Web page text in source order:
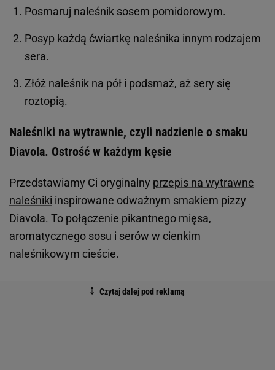
Posmaruj naleśnik sosem pomidorowym.
Posyp każdą ćwiartkę naleśnika innym rodzajem
sera.
Złóż naleśnik na pół i podsmaż, aż sery się
roztopią.
Naleśniki na wytrawnie, czyli nadzienie o smaku
Diavola. Ostrość w każdym kęsie
Przedstawiamy Ci oryginalny przepis na wytrawne
naleśniki inspirowane odważnym smakiem pizzy
Diavola. To połączenie pikantnego mięsa,
aromatycznego sosu i serów w cienkim
naleśnikowym cieście.